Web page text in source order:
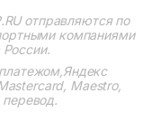
отправляются по
компаниями
Maestro,